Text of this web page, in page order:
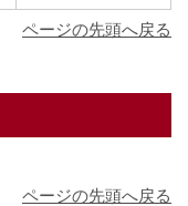
ページの先頭へ戻る
ページの先頭へ戻る